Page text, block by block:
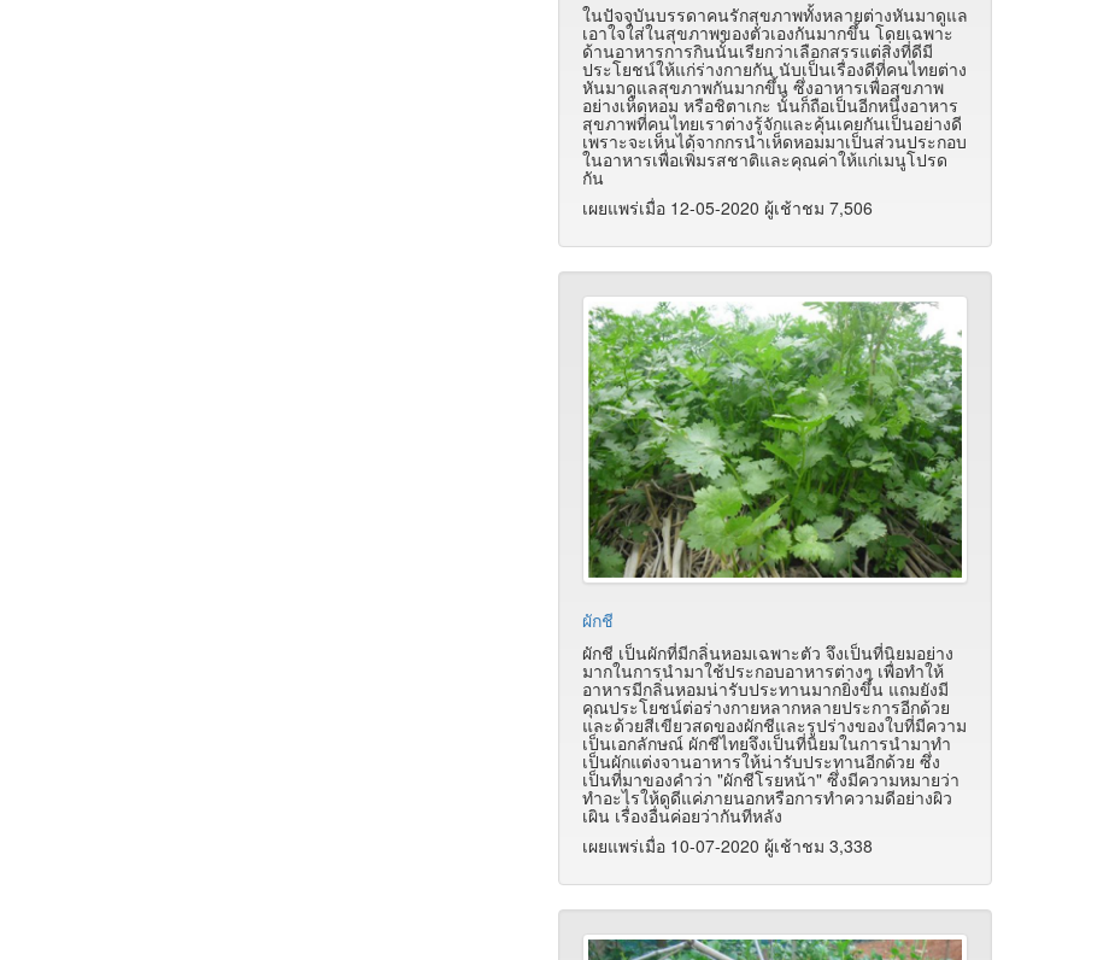
ในปัจจุบันบรรดาคนรักสุขภาพทั้งหลายต่างหันมาดูแล
เอาใจใส่ในสุขภาพของตัวเองกันมากขึ้น โดยเฉพาะ
ด้านอาหารการกินนั้นเรียกว่าเลือกสรรแต่สิ่งที่ดีมี
ประโยชน์ให้แก่ร่างกายกัน นับเป็นเรื่องดีที่คนไทยต่าง
หันมาดูแลสุขภาพกันมากขึ้น ซึ่งอาหารเพื่อสุขภาพ
อย่างเห็ดหอม หรือชิตาเกะ นั้นก็ถือเป็นอีกหนึ่งอาหาร
สุขภาพที่คนไทยเราต่างรู้จักและคุ้นเคยกันเป็นอย่างดี
เพราะจะเห็นได้จากกรนำเห็ดหอมมาเป็นส่วนประกอบ
ในอาหารเพื่อเพิ่มรสชาติและคุณค่าให้แก่เมนูโปรด
กัน
เผยแพร่เมื่อ 12-05-2020 ผู้เช้าชม 7,506
ผักชี
ผักชี เป็นผักที่มีกลิ่นหอมเฉพาะตัว จึงเป็นที่นิยมอย่าง
มากในการนำมาใช้ประกอบอาหารต่างๆ เพื่อทำให้
อาหารมีกลิ่นหอมน่ารับประทานมากยิ่งขึ้น แถมยังมี
คุณประโยชน์ต่อร่างกายหลากหลายประการอีกด้วย
และด้วยสีเขียวสดของผักชีและรูปร่างของใบที่มีความ
เป็นเอกลักษณ์ ผักชีไทยจึงเป็นที่นิยมในการนำมาทำ
เป็นผักแต่งจานอาหารให้น่ารับประทานอีกด้วย ซึ่ง
เป็นที่มาของคำว่า "ผักชีโรยหน้า" ซึ่งมีความหมายว่า
ทำอะไรให้ดูดีแค่ภายนอกหรือการทำความดีอย่างผิว
เผิน เรื่องอื่นค่อยว่ากันทีหลัง
เผยแพร่เมื่อ 10-07-2020 ผู้เช้าชม 3,338